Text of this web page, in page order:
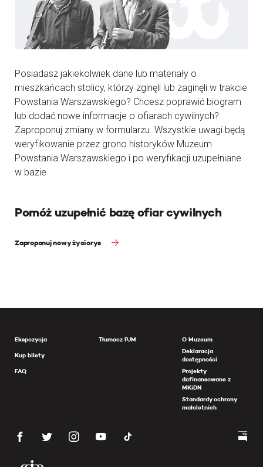
Posiadasz jakiekolwiek dane lub materiały o
mieszkańcach stolicy, którzy zginęli lub zaginęli w trakcie
Powstania Warszawskiego? Chcesz poprawić biogram
lub dodać nowe informacje o ofiarach cywilnych?
Zaproponuj zmiany w formularzu. Wszystkie uwagi będą
weryfikowanie przez grono historyków Muzeum
Powstania Warszawskiego i po weryfikacji uzupełniane
w bazie
Pomóż uzupełnić bazę ofiar cywilnych
Zaproponuj nowy życiorys
Ekspozycja
Kup bilety
FAQ
Tłumacz PJM
O Muzeum
Deklaracja
dostępności
Projekty
dofinansowane z
MKiDN
Standardy ochrony
małoletnich